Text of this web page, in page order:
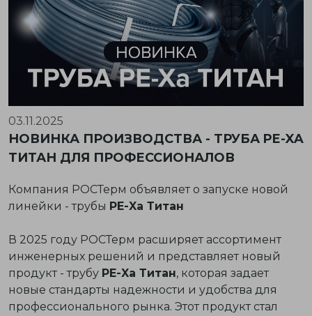
03.11.2025
НОВИНКА ПРОИЗВОДСТВА - ТРУБА PE-XA
ТИТАН ДЛЯ ПРОФЕССИОНАЛОВ
Компания РОСТерм объявляет о запуске новой
линейки - трубы PE-Xa Титан
В 2025 году РОСТерм расширяет ассортимент
инженерных решений и представляет новый
продукт - трубу PE-Xa Титан, которая задает
новые стандарты надежности и удобства для
профессионального рынка. Этот продукт стал